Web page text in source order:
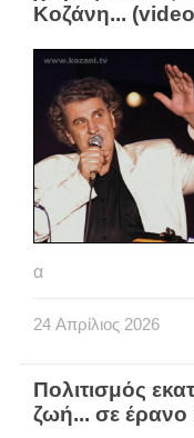
Κοζάνη...
α
24 Απρίλιος 2026
Πολιτισμός
ζωή... σε έρανο